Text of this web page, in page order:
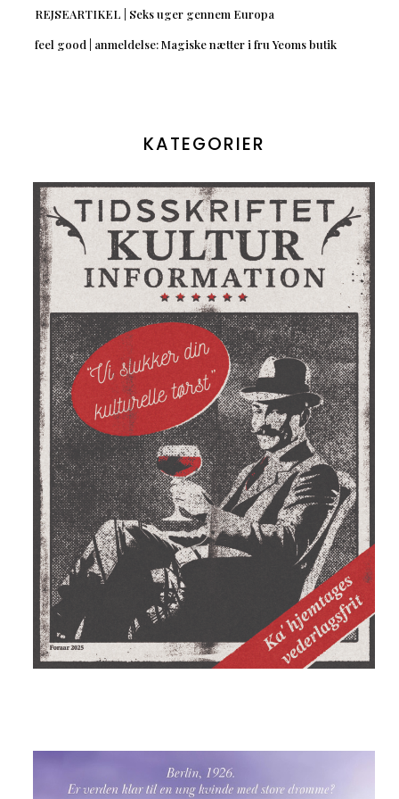
REJSEARTIKEL | Seks uger gennem Europa
feel good | anmeldelse: Magiske nætter i fru Yeoms butik
KATEGORIER